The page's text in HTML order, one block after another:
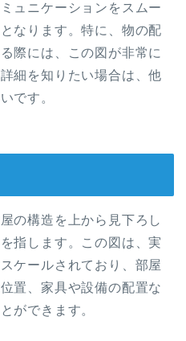
ュニケーションをスムー
なります。特に、物の配
際には、この図が非常に
細を知りたい場合は、他
です。
の構造を上から見下ろし
指します。この図は、実
ケールされており、部屋
置、家具や設備の配置な
ができます。